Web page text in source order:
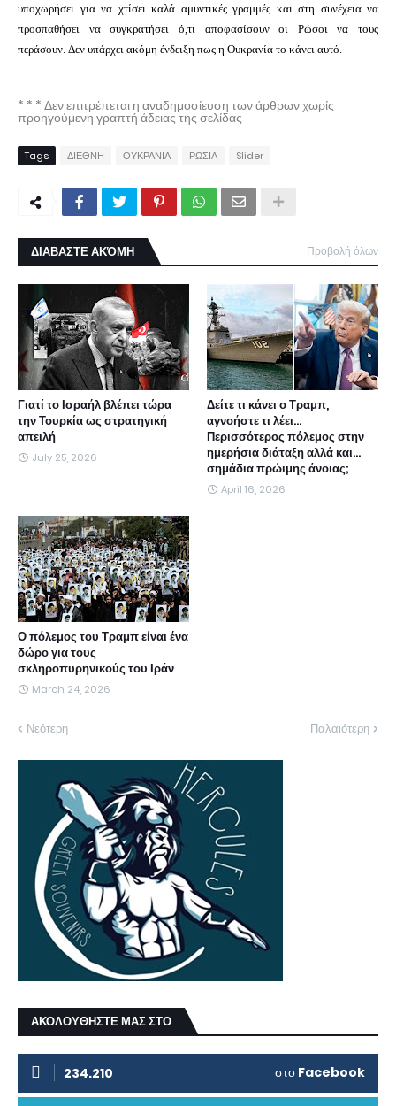
υποχωρήσει για να χτίσει καλά αμυντικές γραμμές και στη συνέχεια να
προσπαθήσει να συγκρατήσει ό,τι αποφασίσουν οι Ρώσοι να τους
περάσουν. Δεν υπάρχει ακόμη ένδειξη πως η Ουκρανία το κάνει αυτό.
* * * Δεν επιτρέπεται η αναδημοσίευση των άρθρων χωρίς
προηγούμενη γραπτή άδειας της σελίδας
Tags ΔΙΕΘΝΗ ΟΥΚΡΑΝΙΑ ΡΩΣΙΑ Slider
ΔΙΑΒΑΣΤΕ ΑΚΌΜΗ Προβολή όλων
Γιατί το Ισραήλ βλέπει τώρα
την Τουρκία ως στρατηγική
απειλή
July 25, 2026
Δείτε τι κάνει ο Τραμπ,
αγνοήστε τι λέει...
Περισσότερος πόλεμος στην
ημερήσια διάταξη αλλά και...
σημάδια πρώιμης άνοιας;
April 16, 2026
Ο πόλεμος του Τραμπ είναι ένα
δώρο για τους
σκληροπυρηνικούς του Ιράν
March 24, 2026
Νεότερη Παλαιότερη
ΑΚΟΛΟΥΘΗΣΤΕ ΜΑΣ ΣΤΟ
234.210 στο Facebook